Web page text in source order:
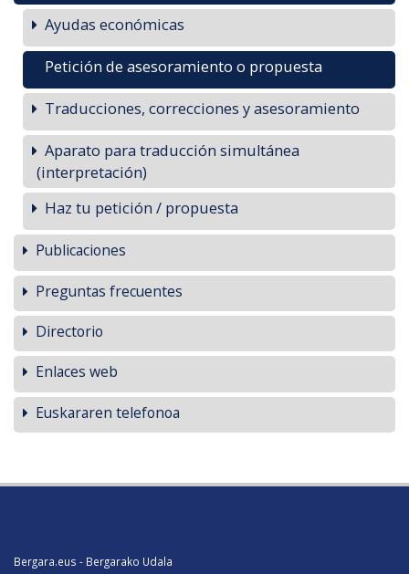
Ayudas económicas
Petición de asesoramiento o propuesta
Traducciones, correcciones y asesoramiento
Aparato para traducción simultánea
(interpretación)
Haz tu petición / propuesta
Publicaciones
Preguntas frecuentes
Directorio
Enlaces web
Euskararen telefonoa
Bergara.eus - Bergarako Udala